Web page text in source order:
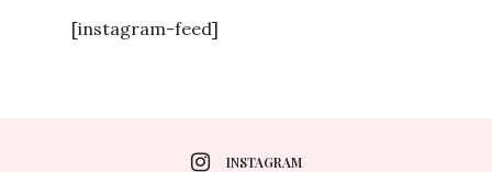
[instagram-feed]
INSTAGRAM